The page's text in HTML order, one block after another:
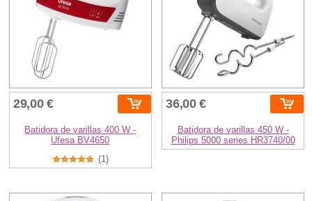
29,00 €
Batidora de varillas 400 W -
Ufesa BV4650
(1)
36,00 €
Batidora de varillas 450 W -
Philips 5000 series HR3740/00